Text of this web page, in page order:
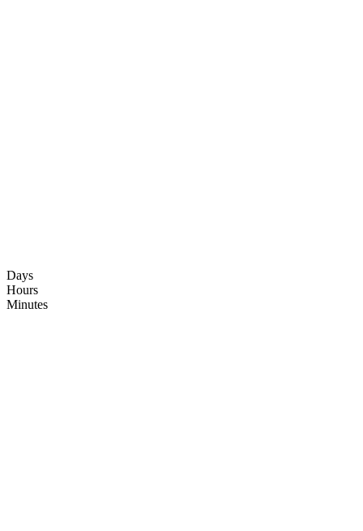
Days
Hours
Minutes